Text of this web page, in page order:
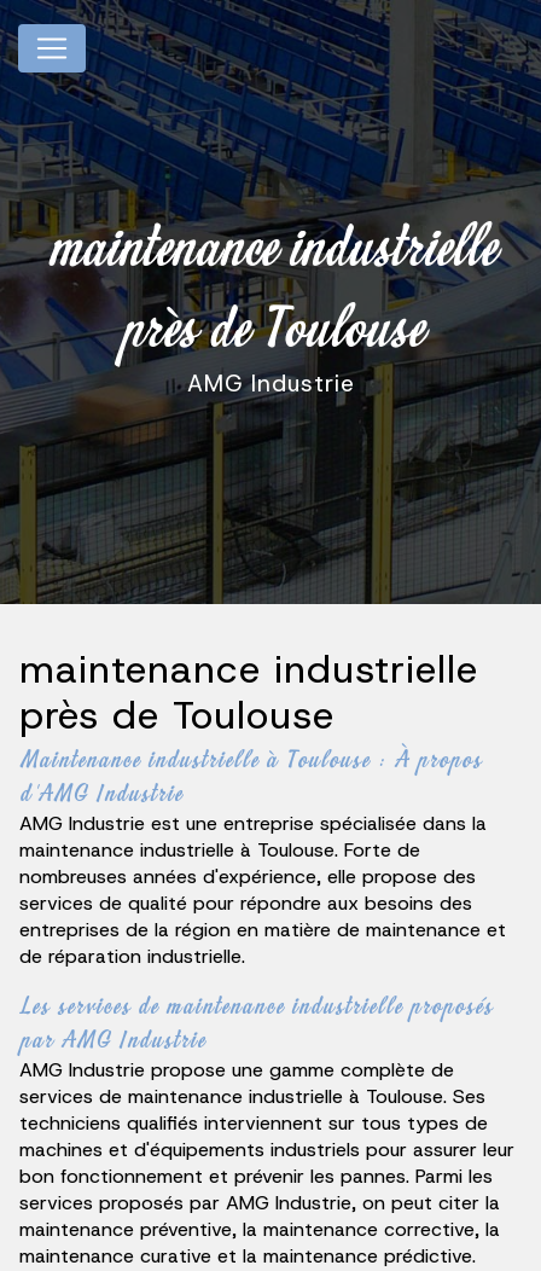
maintenance industrielle
près de Toulouse
AMG Industrie
maintenance industrielle
près de Toulouse
Maintenance industrielle à Toulouse : À propos
d'AMG Industrie
AMG Industrie est une entreprise spécialisée dans la
maintenance industrielle à Toulouse. Forte de
nombreuses années d'expérience, elle propose des
services de qualité pour répondre aux besoins des
entreprises de la région en matière de maintenance et
de réparation industrielle.
Les services de maintenance industrielle proposés
par AMG Industrie
AMG Industrie propose une gamme complète de
services de maintenance industrielle à Toulouse. Ses
techniciens qualifiés interviennent sur tous types de
machines et d'équipements industriels pour assurer leur
bon fonctionnement et prévenir les pannes. Parmi les
services proposés par AMG Industrie, on peut citer la
maintenance préventive, la maintenance corrective, la
maintenance curative et la maintenance prédictive.
Panneau de gestion des cookies